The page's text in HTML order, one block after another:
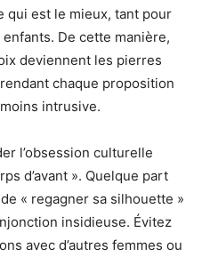
qui est le mieux, tant pour
De cette manière,
deviennent les pierres
chaque proposition
intrusive.
l’obsession culturelle
d’avant ». Quelque part
« regagner sa silhouette »
insidieuse. Évitez
avec d’autres femmes ou